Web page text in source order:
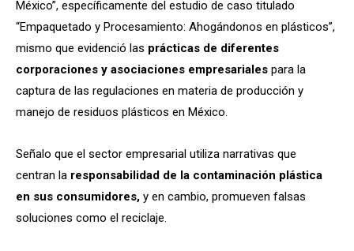
México”, específicamente del estudio de caso titulado
“Empaquetado y Procesamiento: Ahogándonos en plásticos”,
mismo que evidenció las prácticas de diferentes
corporaciones y asociaciones empresariales para la
captura de las regulaciones en materia de producción y
manejo de residuos plásticos en México.
Señalo que el sector empresarial utiliza narrativas que
centran la responsabilidad de la contaminación plástica
en sus consumidores, y en cambio, promueven falsas
soluciones como el reciclaje.